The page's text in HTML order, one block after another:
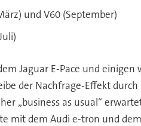
und V60 (September)
Jaguar E-Pace und
der Nachfrage-Effekt
„business as usual“
mit dem Audi e-tron und